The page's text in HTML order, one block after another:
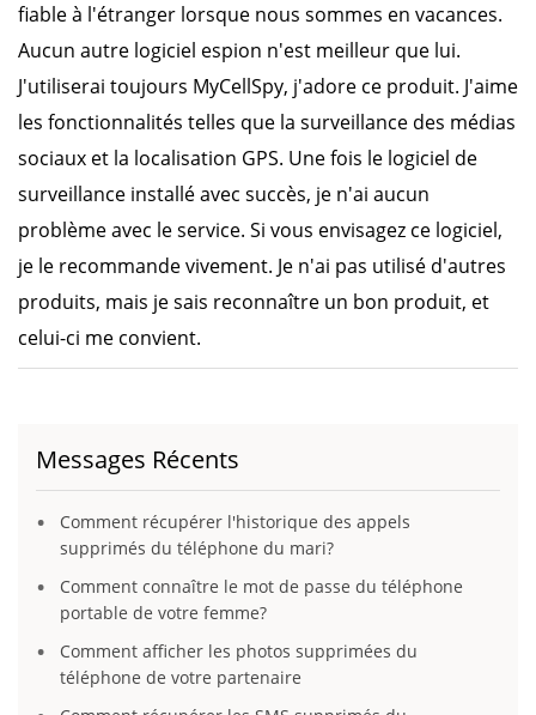
fiable à l'étranger lorsque nous sommes en vacances.
Aucun autre logiciel espion n'est meilleur que lui.
J'utiliserai toujours MyCellSpy, j'adore ce produit. J'aime
les fonctionnalités telles que la surveillance des médias
sociaux et la localisation GPS. Une fois le logiciel de
surveillance installé avec succès, je n'ai aucun
problème avec le service. Si vous envisagez ce logiciel,
je le recommande vivement. Je n'ai pas utilisé d'autres
produits, mais je sais reconnaître un bon produit, et
celui-ci me convient.
Messages Récents
Comment récupérer l'historique des appels
supprimés du téléphone du mari?
Comment connaître le mot de passe du téléphone
portable de votre femme?
Comment afficher les photos supprimées du
téléphone de votre partenaire